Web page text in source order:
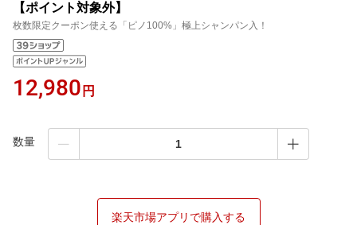
【ポイント対象外】
枚数限定クーポン使える「ピノ100%」極上シャンパン入！
12,980 円
数量
楽天市場アプリで購入する